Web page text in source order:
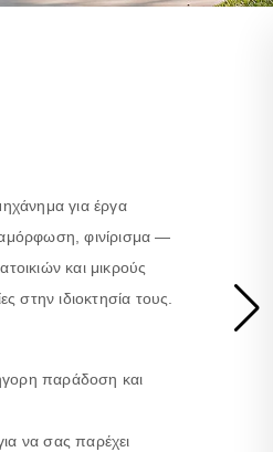
για έργα
φινίρισμα —
και μικρούς
στην ιδιοκτησία τους.
παράδοση και
να σας παρέχει